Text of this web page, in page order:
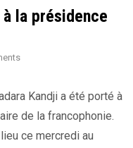
à la présidence
Kandji a été porté à
de la francophonie.
ce mercredi au